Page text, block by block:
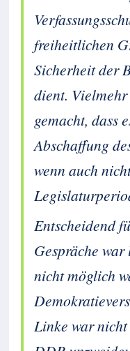
freiheitlichen
Sicherheit der
dient.
gemacht, dass
Abschaffung
wenn auch
Entscheidend
Gespräche war
nicht möglich
Linke war